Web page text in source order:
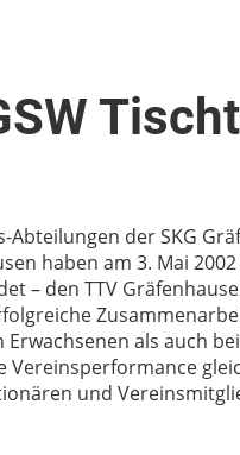
Abteilungen der SKG
haben am 3. Mai
– den TTV
Erwachsenen als auch
Vereinsperformance
und